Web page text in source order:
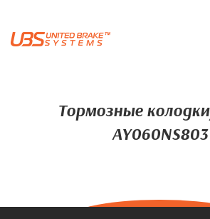
Тормозные
AY060NS803